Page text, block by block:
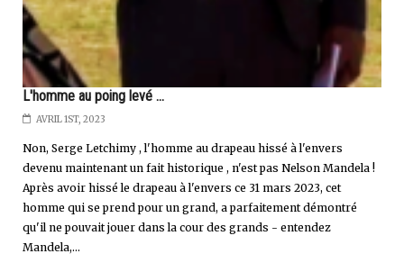
L'homme au poing levé …
AVRIL 1ST, 2023
Non, Serge Letchimy , l'homme au drapeau hissé à l'envers
devenu maintenant un fait historique , n'est pas Nelson Mandela !
Après avoir hissé le drapeau à l'envers ce 31 mars 2023, cet
homme qui se prend pour un grand, a parfaitement démontré
qu'il ne pouvait jouer dans la cour des grands - entendez
Mandela,...